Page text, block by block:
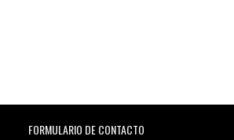
FORMULARIO DE CONTACTO